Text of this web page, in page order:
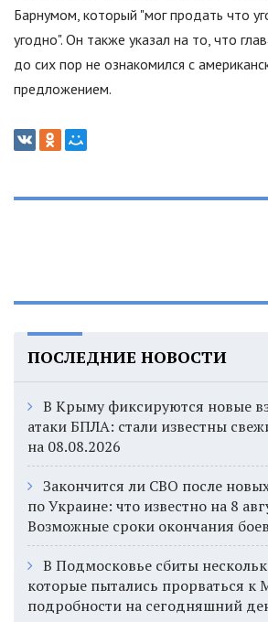
Барнумом, который "мог продать что
угодно". Он также указал на то, что
до сих пор не ознакомился с
предложением.
ПОСЛЕДНИЕ НОВОСТИ
В Крыму фиксируются новые
атаки БПЛА: стали известны
на 08.08.2026
Закончится ли СВО после
по Украине: что известно на 8
Возможные сроки окончания
В Подмосковье сбиты
которые пытались прорваться к
подробности на сегодняшний